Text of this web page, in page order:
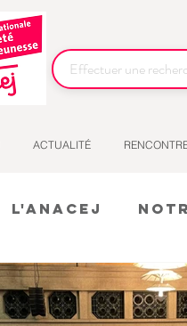
ACTUALITÉ
L'Anacej